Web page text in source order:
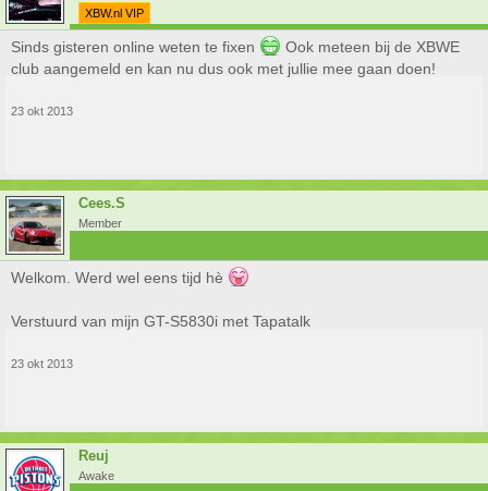
XBW.nl VIP
Sinds gisteren online weten te fixen
Ook meteen bij de XBWE
club aangemeld en kan nu dus ook met jullie mee gaan doen!
23 okt 2013
Cees.S
Member
Welkom. Werd wel eens tijd hè
Verstuurd van mijn GT-S5830i met Tapatalk
23 okt 2013
Reuj
Awake